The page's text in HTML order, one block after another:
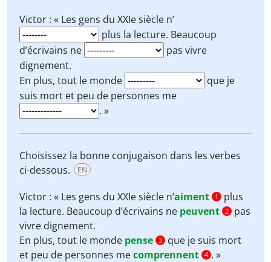
Victor : « Les gens du XXIe siècle n’
plus la lecture. Beaucoup
d’écrivains ne
pas vivre
dignement.
En plus, tout le monde
que je
suis mort et peu de personnes me
. »
Choisissez la bonne conjugaison dans les verbes
ci-dessous.
EN
Victor : « Les gens du XXIe siècle n’aiment 1
plus
la lecture. Beaucoup d’écrivains ne peuvent 2
pas
vivre dignement.
En plus, tout le monde pense 3
que je suis mort
et peu de personnes mecomprennent 4 . »